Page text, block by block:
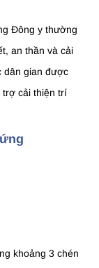
Đông y thường
an thần và cải
dân gian được
trợ cải thiện trí
khoảng 3 chén